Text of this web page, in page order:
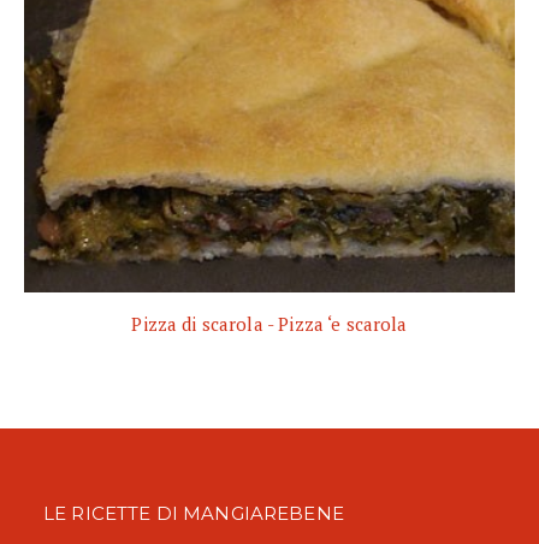
Pizza di scarola - Pizza ‘e scarola
LE RICETTE DI MANGIAREBENE